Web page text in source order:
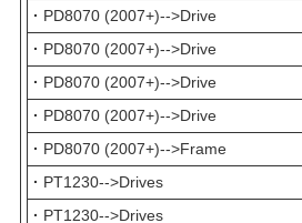
· PD8070 (2007+)-->Drive
· PD8070 (2007+)-->Drive
· PD8070 (2007+)-->Drive
· PD8070 (2007+)-->Drive
· PD8070 (2007+)-->Frame
· PT1230-->Drives
· PT1230-->Drives